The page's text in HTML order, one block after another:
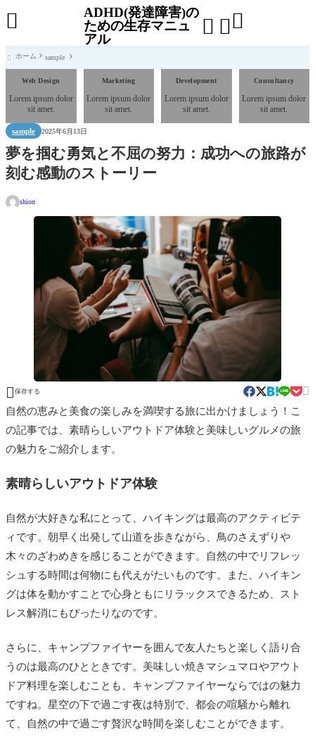
ADHD(発達障害)の
ための生存マニュ
アル
 

 ホーム sample
Web Design
Lorem ipsum dolor
sit amet.
Marketing
Lorem ipsum dolor
sit amet.
Development
Lorem ipsum dolor
sit amet.
Consultancy
Lorem ipsum dolor
sit amet.
sample 2025年6月13日
夢を掴む勇気と不屈の努力：成功への旅路が
刻む感動のストーリー
shion
 保存する 
自然の恵みと美食の楽しみを満喫する旅に出かけましょう！こ
の記事では、素晴らしいアウトドア体験と美味しいグルメの旅
の魅力をご紹介します。
素晴らしいアウトドア体験
自然が大好きな私にとって、ハイキングは最高のアクティビテ
ィです。朝早く出発して山道を歩きながら、鳥のさえずりや
木々のざわめきを感じることができます。自然の中でリフレッ
シュする時間は何物にも代えがたいものです。また、ハイキン
グは体を動かすことで心身ともにリラックスできるため、スト
レス解消にもぴったりなのです。
さらに、キャンプファイヤーを囲んで友人たちと楽しく語り合
うのは最高のひとときです。美味しい焼きマシュマロやアウト
ドア料理を楽しむことも、キャンプファイヤーならではの魅力
ですね。星空の下で過ごす夜は特別で、都会の喧騒から離れ
て、自然の中で過ごす贅沢な時間を楽しむことができます。